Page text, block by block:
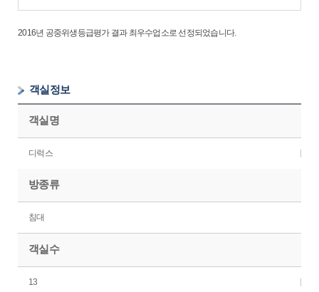
2016년 공중위생등급평가 결과 최우수업소로 선정되었습니다.
객실정보
객실명
디럭스
방종류
침대
객실수
13